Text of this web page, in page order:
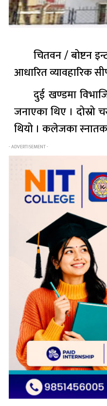
चितवन / बोष्टन
आधारित व्यावहारिक
दुई खण्डमा
जनाएका थिए ।
थियो । कलेजका स्नातक
- ADVERTISEMENT -